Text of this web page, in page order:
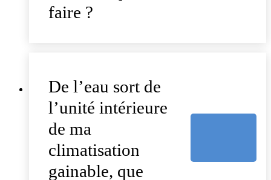
faire ?
De l’eau sort de
l’unité intérieure
de ma
climatisation
gainable, que